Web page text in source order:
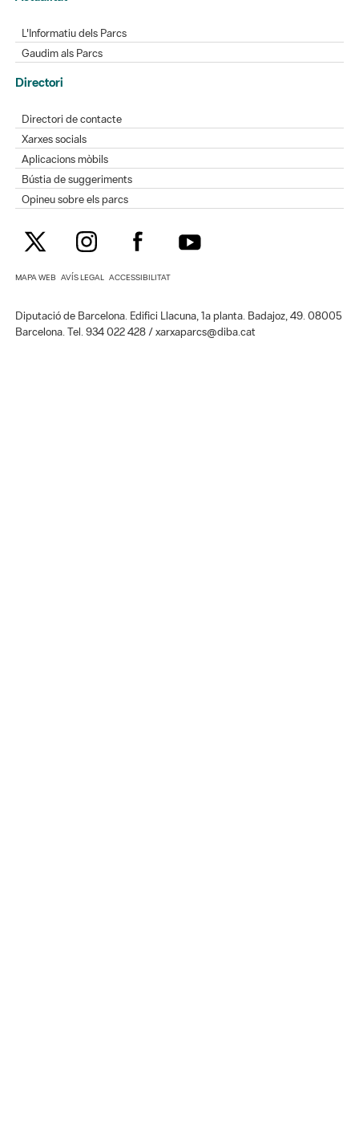
Directori de contacte
Xarxes socials
Bústia de suggeriments
Opineu sobre els parcs
Barcelona. Tel. 934 022 428 / xarxaparcs@diba.cat